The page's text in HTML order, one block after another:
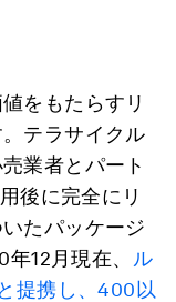
をもたらすリ
テラサイクル
業者とパート
後に完全にリ
たパッケージ
12月現在、
ル
提携し、400以